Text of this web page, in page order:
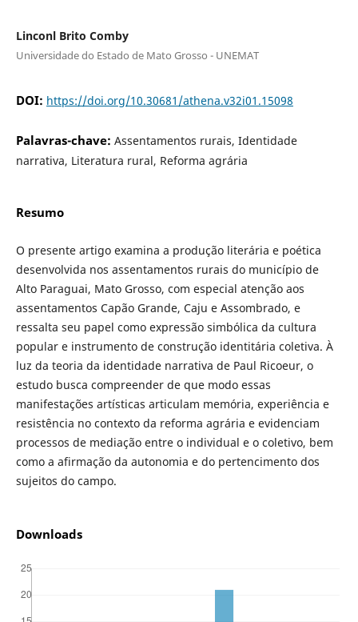
Linconl Brito Comby
Universidade do Estado de Mato Grosso - UNEMAT
DOI: https://doi.org/10.30681/athena.v32i01.15098
Palavras-chave: Assentamentos rurais, Identidade
narrativa, Literatura rural, Reforma agrária
Resumo
O presente artigo examina a produção literária e poética
desenvolvida nos assentamentos rurais do município de
Alto Paraguai, Mato Grosso, com especial atenção aos
assentamentos Capão Grande, Caju e Assombrado, e
ressalta seu papel como expressão simbólica da cultura
popular e instrumento de construção identitária coletiva. À
luz da teoria da identidade narrativa de Paul Ricoeur, o
estudo busca compreender de que modo essas
manifestações artísticas articulam memória, experiência e
resistência no contexto da reforma agrária e evidenciam
processos de mediação entre o individual e o coletivo, bem
como a afirmação da autonomia e do pertencimento dos
sujeitos do campo.
Downloads